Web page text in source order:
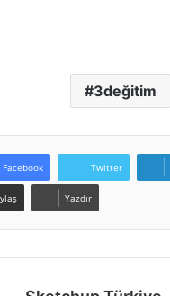
3değitim
Facebook Twitter
Yazdır